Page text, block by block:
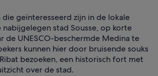
geïnteresseerd zijn in de lokale
stad Sousse, op korte
de UNESCO-beschermde Medina te
kunnen hier door bruisende souks
bezoeken, een historisch fort met
over de stad.